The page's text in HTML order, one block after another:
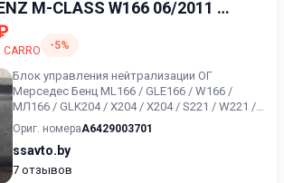
M-CLASS W166 06/2011 -
-5%
Блок управления нейтрализации ОГ
Мерседес Бенц ML166 / GLE166 / W166 /
МЛ166 / GLK204 / X204 / Х204 / S221 / W221 /
V221. Оригинальный номер...
Ориг. номераA6429003701
ssavto.by
7 отзывов